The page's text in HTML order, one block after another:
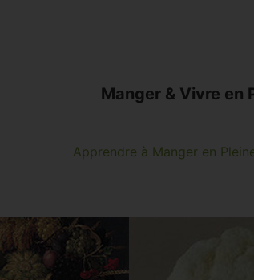
Manger & Vivre en
Apprendre à Manger en